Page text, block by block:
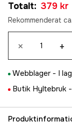
Totalt: 379 kr
Rekommenderat
× +
Webblager - I
Butik Hyltebruk -